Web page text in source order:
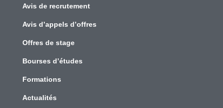
Avis de recrutement
Avis d’appels d’offres
Offres de stage
Bourses d’études
Formations
Actualités